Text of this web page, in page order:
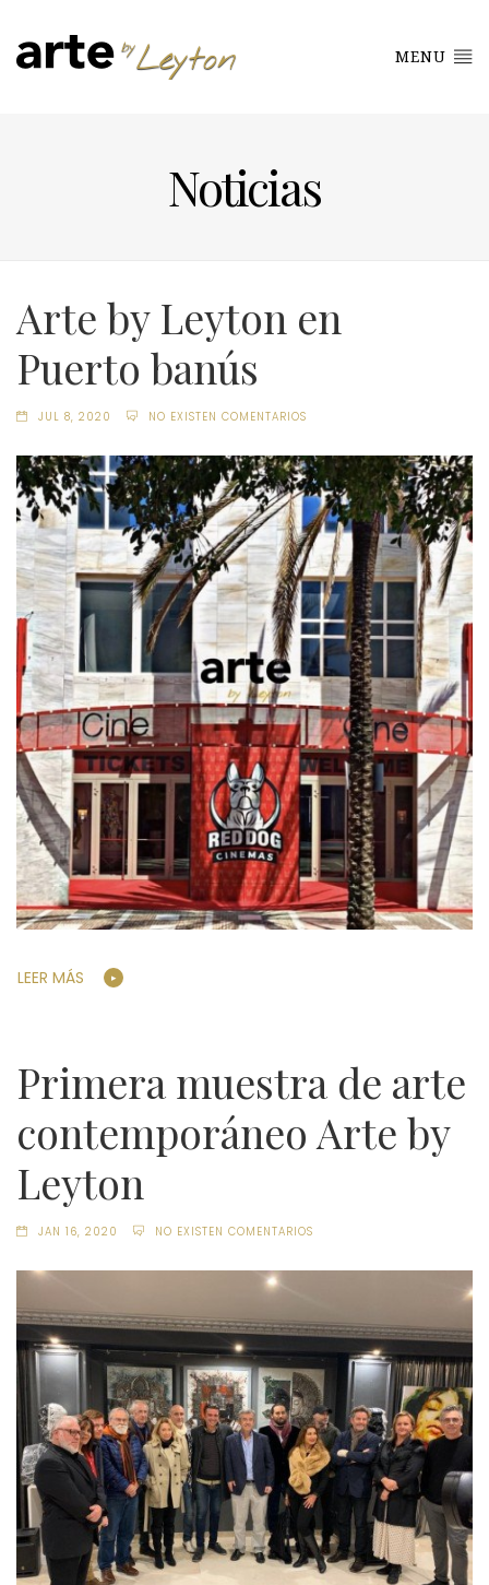
MENU
Noticias
Arte by Leyton en
Puerto banús
JUL 8, 2020 NO EXISTEN COMENTARIOS
LEER MÁS
Primera muestra de arte
contemporáneo Arte by
Leyton
JAN 16, 2020 NO EXISTEN COMENTARIOS